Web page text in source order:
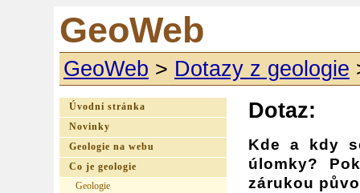
GeoWeb
GeoWeb > Dotazy z geologie
Dotaz:
Kde a kdy
úlomky?
zárukou
Úvodní stránka
Novinky
Geologie na webu
Co je geologie
Geologie